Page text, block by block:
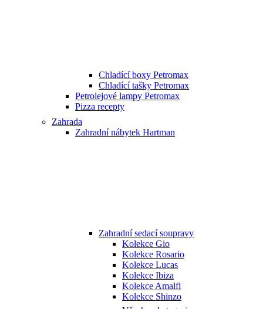
Chladící boxy Petromax
Chladící tašky Petromax
Petrolejové lampy Petromax
Pizza recepty
Zahrada
Zahradní nábytek Hartman
Zahradní sedací soupravy
Kolekce Gio
Kolekce Rosario
Kolekce Lucas
Kolekce Ibiza
Kolekce Amalfi
Kolekce Shinzo